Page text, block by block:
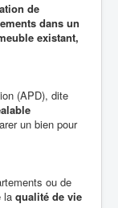
de
dans un
existant,
(APD), dite
un bien pour
ou de
la qualité de vie